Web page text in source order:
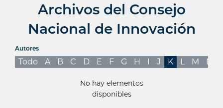
Archivos del Consejo
Nacional de Innovación
Autores
Todo A B C D E F G H I J K L M N
No hay elementos
disponibles